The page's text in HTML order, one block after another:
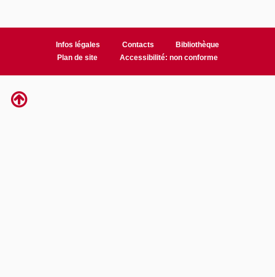
Infos légales Contacts
Bibliothèque
Plan de site
Accessibilité: non conforme